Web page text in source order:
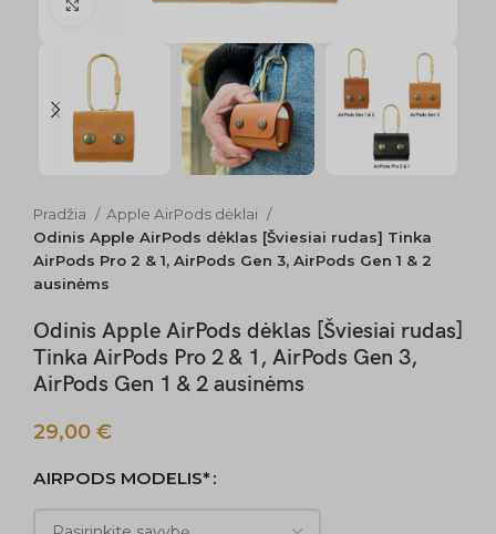
Click to enlarge
Pradžia
Apple AirPods dėklai
Odinis Apple AirPods dėklas [Šviesiai rudas] Tinka
AirPods Pro 2 & 1, AirPods Gen 3, AirPods Gen 1 & 2
ausinėms
Odinis Apple AirPods dėklas [Šviesiai rudas]
Tinka AirPods Pro 2 & 1, AirPods Gen 3,
AirPods Gen 1 & 2 ausinėms
29,00 €
AIRPODS MODELIS*